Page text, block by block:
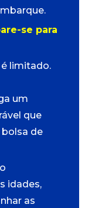
se para
limitado.
um
que
de
idades,
as